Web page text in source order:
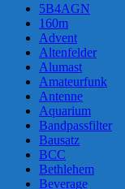
5B4AGN
160m
Advent
Altenfelder
Alumast
Amateurfunk
Antenne
Aquarium
Bandpassfilter
Bausatz
BCC
Bethlehem
Beverage